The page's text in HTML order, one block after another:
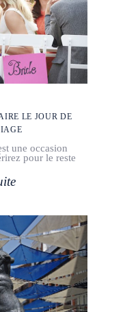
LE JOUR DE
une occasion
pour le reste